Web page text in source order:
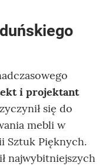
i projektant
się do
mebli w
Sztuk Pięknych.
najwybitniejszych